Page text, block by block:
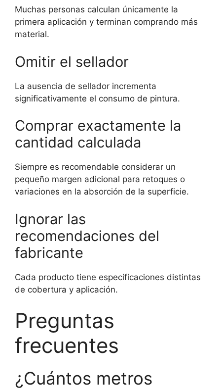
Muchas personas calculan únicamente la
primera aplicación y terminan comprando más
material.
Omitir el sellador
La ausencia de sellador incrementa
significativamente el consumo de pintura.
Comprar exactamente la
cantidad calculada
Siempre es recomendable considerar un
pequeño margen adicional para retoques o
variaciones en la absorción de la superficie.
Ignorar las
recomendaciones del
fabricante
Cada producto tiene especificaciones distintas
de cobertura y aplicación.
Preguntas
frecuentes
¿Cuántos metros